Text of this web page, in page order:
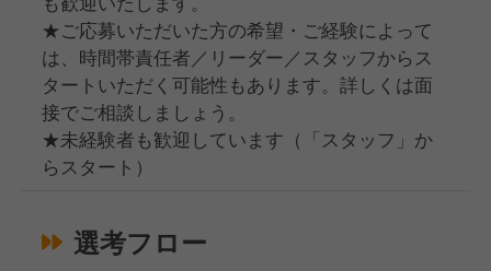
★ご応募いただいた方の希望・ご経験によって
は、時間帯責任者／リーダー／スタッフからス
タートいただく可能性もあります。詳しくは面
接でご相談しましょう。
★未経験者も歓迎しています（「スタッフ」か
らスタート）
選考フロー